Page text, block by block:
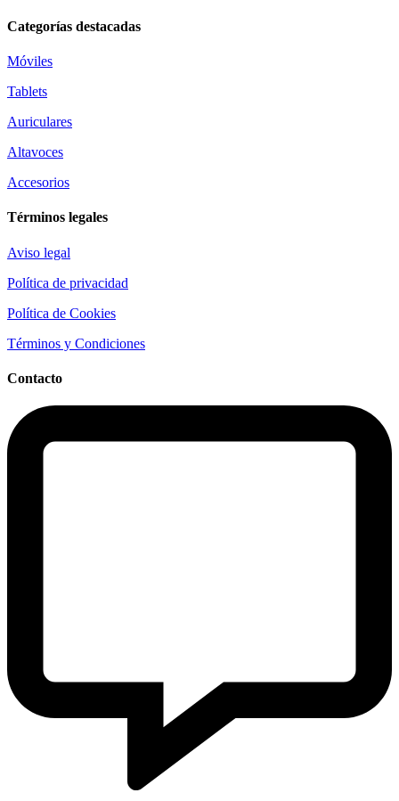
Categorías destacadas
Móviles
Tablets
Auriculares
Altavoces
Accesorios
Términos legales
Aviso legal
Política de privacidad
Política de Cookies
Términos y Condiciones
Contacto